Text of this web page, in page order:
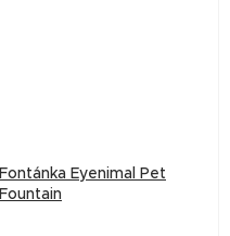
Fontánka Eyenimal Pet
Fountain